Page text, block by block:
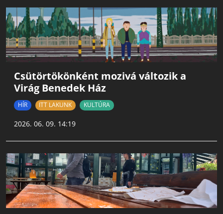
Csütörtökönként mozivá változik a
Virág Benedek Ház
HÍR ITT LAKUNK KULTÚRA
2026. 06. 09. 14:19